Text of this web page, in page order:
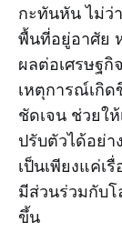
กะทันหัน ไม่ว่
พื้นที่อยู่อาศัย
ผลต่อเศรษฐกิ
เหตุการณ์เกิ
ชัดเจน ช่วยใ
ปรับตัวได้อย่า
เป็นเพียงแค่เ
มีส่วนร่วมกับ
ขึ้น